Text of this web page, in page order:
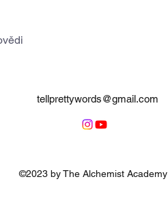
tellprettywords@gmail.com
©2023 by The Alchemist Academy